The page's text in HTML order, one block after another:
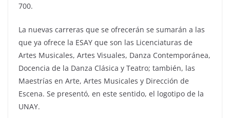
700.
La nuevas carreras que se ofrecerán se sumarán a las
que ya ofrece la ESAY que son las Licenciaturas de
Artes Musicales, Artes Visuales, Danza Contemporánea,
Docencia de la Danza Clásica y Teatro; también, las
Maestrías en Arte, Artes Musicales y Dirección de
Escena. Se presentó, en este sentido, el logotipo de la
UNAY.